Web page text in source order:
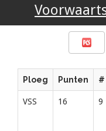
Ploeg Punten #
VSS 16 9